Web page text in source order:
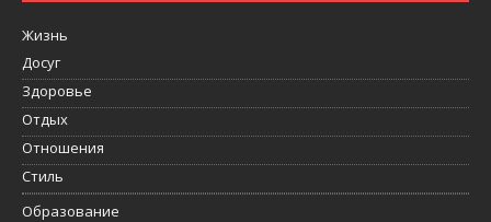
Жизнь
Досуг
Здоровье
Отдых
Отношения
Стиль
Образование